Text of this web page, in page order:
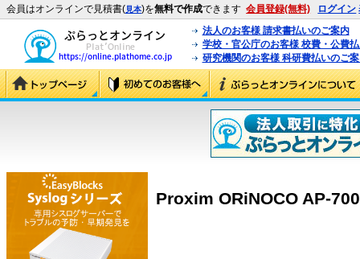
会員はオンラインで見積書(見本)を無料で作成できます 会員登録(無料) ログイン
法人のお客様 請求書払いのご案内
学校・官公庁のお客様 校費・公費
研究機関のお客様 科研費払いのご
Proxim ORiNOCO AP-